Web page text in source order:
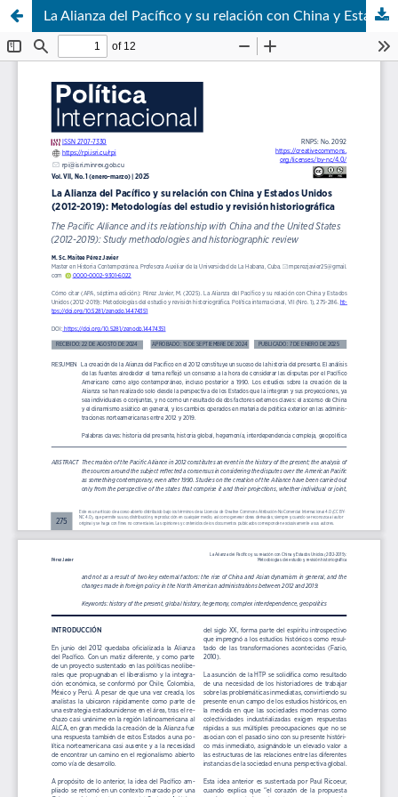
La Alianza del Pacífico y su relación con China y Estados Unidos (2012-2019): Metodologías del estudio y revisión historiográfica